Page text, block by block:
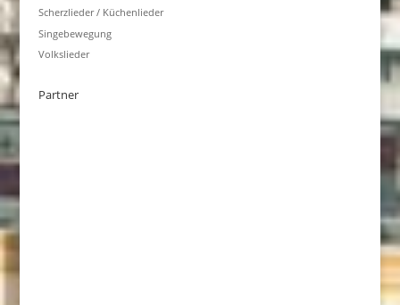
Scherzlieder / Küchenlieder
Singebewegung
Volkslieder
Partner